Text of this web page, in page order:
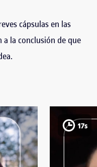
cápsulas en las
a la conclusión de que
17s